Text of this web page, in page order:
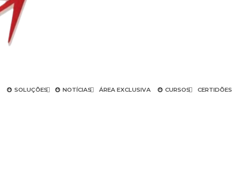
SOLUÇÕES NOTÍCIAS ÁREA EXCLUSIVA CURSOS CERTIDÕES